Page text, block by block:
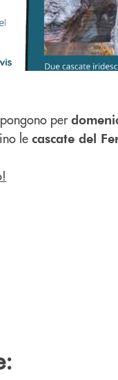
per
le cascate del